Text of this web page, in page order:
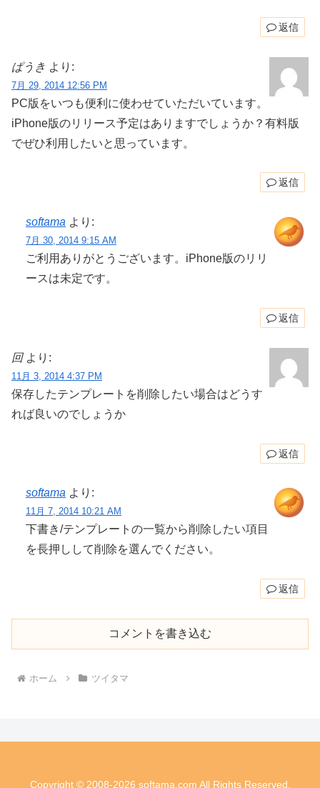
返信
ぱうき より:
7月 29, 2014 12:56 PM
PC版をいつも便利に使わせていただいています。
iPhone版のリリース予定はありますでしょうか？有料版
でぜひ利用したいと思っています。
返信
softama より:
7月 30, 2014 9:15 AM
ご利用ありがとうございます。iPhone版のリリ
ースは未定です。
返信
回 より:
11月 3, 2014 4:37 PM
保存したテンプレートを削除したい場合はどうす
れば良いのでしょうか
返信
softama より:
11月 7, 2014 10:21 AM
下書き/テンプレートの一覧から削除したい項目
を長押しして削除を選んでください。
返信
コメントを書き込む
ホーム ツイタマ
Copyright © 2008-2026 softama.com All Rights Reserved.